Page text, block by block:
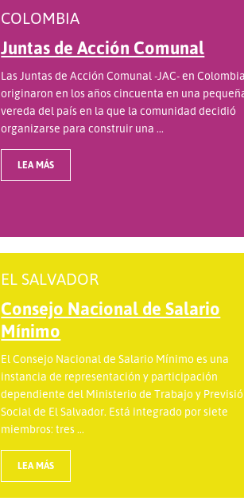
COLOMBIA
Juntas de Acción Comunal
Las Juntas de Acción Comunal -JAC- en
originaron en los años cincuenta en una
vereda del país en la que la comunidad decidió
organizarse para construir una ...
LEA MÁS
EL SALVADOR
Consejo Nacional de Salario
Mínimo
El Consejo Nacional de Salario Mínimo es una
instancia de representación y participación
dependiente del Ministerio de Trabajo y
Social de El Salvador. Está integrado por siete
miembros: tres ...
LEA MÁS